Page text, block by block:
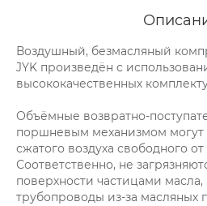
Воздушный, безмасляный
JYK произведён с
высококачественных
Объёмные возвратно-
поршневым механизмом могут
сжатого воздуха свободного
Соответственно, не
поверхности частицами
трубопроводы из-за масляных